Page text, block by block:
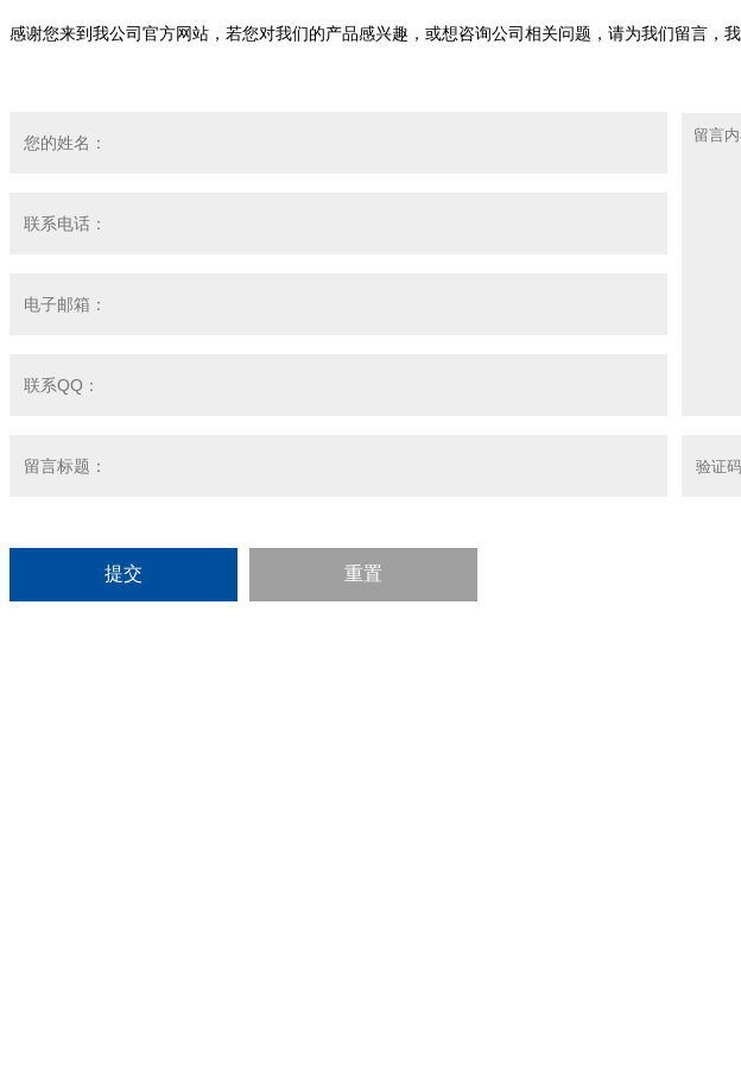
感谢您来到我公司官方网站，若您对我们的产品感兴趣，或想咨询公司相关问题，请为我们留言，